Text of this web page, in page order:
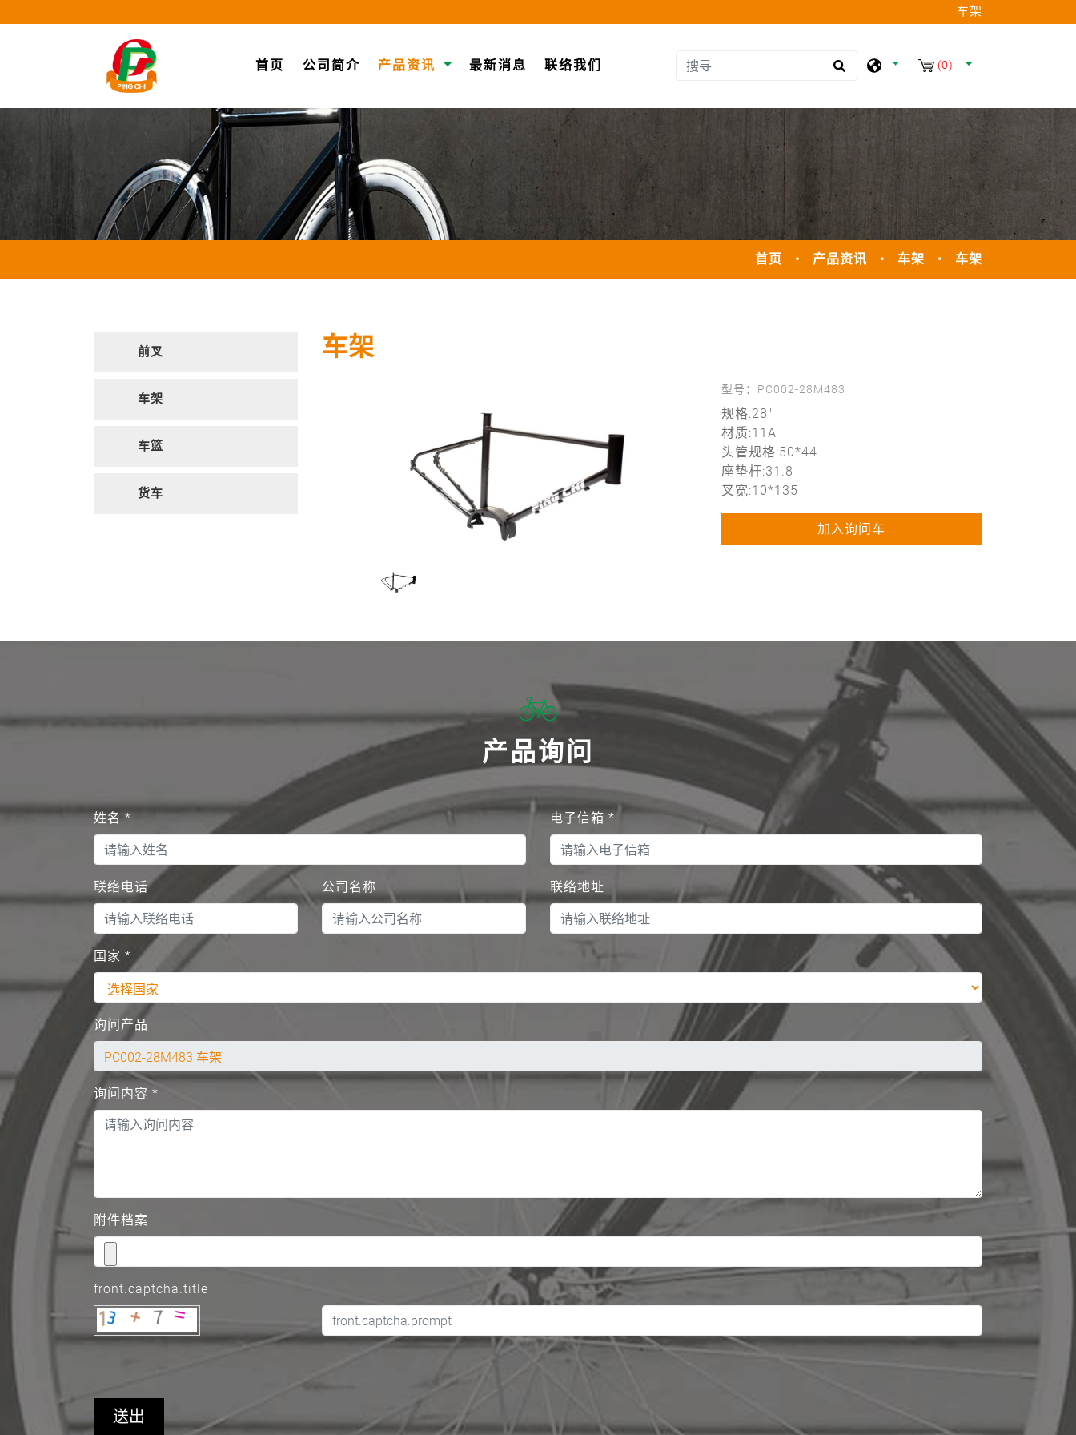
车架
首页 (current)
公司简介 产品资讯 最新消息 联络我们 (0)
首页 产品资讯 车架 车架
前叉
车架
车篮
货车
车架
型号：PC002-28M483
规格:28"
材质:11A
头管规格:50*44
座垫杆:31.8
叉宽:10*135
加入询问车
产品询问
姓名 * 电子信箱 *
联络电话 公司名称 联络地址
国家 *
询问产品
询问内容 *
附件档案
front.captcha.title
送出